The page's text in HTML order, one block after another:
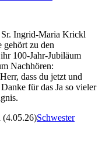
Sr. Ingrid-Maria Krickl
zu den
100-Jahr-Jubiläum
Nachhören:
dass du jetzt und
für das Ja so vieler
(4.05.26)Schwester